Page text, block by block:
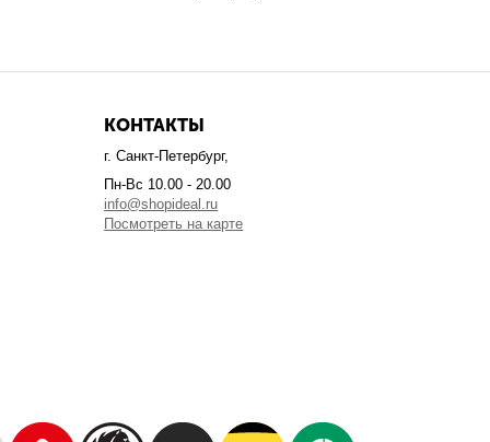
КОНТАКТЫ
г. Санкт-Петербург,
Пн-Вс 10.00 - 20.00
info@shopideal.ru
Посмотреть на карте